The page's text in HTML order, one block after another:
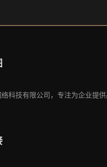
科技有限公司，专注为企业提